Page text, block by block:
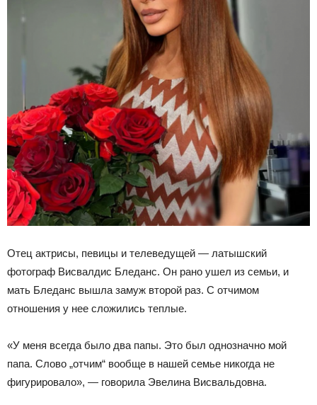
Отец актрисы, певицы и телеведущей — латышский
фотограф Висвалдис Бледанс. Он рано ушел из семьи, и
мать Бледанс вышла замуж второй раз. С отчимом
отношения у нее сложились теплые.
«У меня всегда было два папы. Это был однозначно мой
папа. Слово „отчим“ вообще в нашей семье никогда не
фигурировало», — говорила Эвелина Висвальдовна.